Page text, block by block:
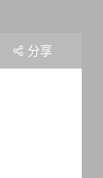
分享